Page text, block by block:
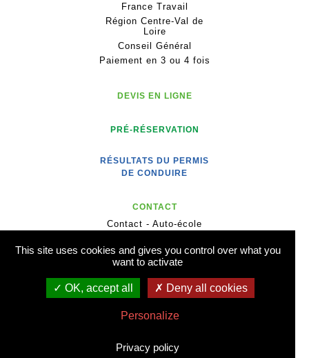
France Travail
Région Centre-Val de
Loire
Conseil Général
Paiement en 3 ou 4 fois
DEVIS EN LIGNE
PRÉ-RÉSERVATION
RÉSULTATS DU PERMIS
DE CONDUIRE
CONTACT
Contact - Auto-école
Notre actualité
Recrutement
This site uses cookies and gives you control over what you
want to activate
OK, accept all Deny all cookies
Personalize
Privacy policy